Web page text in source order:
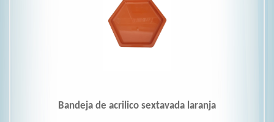
Bandeja de acrilico sextavada laranja